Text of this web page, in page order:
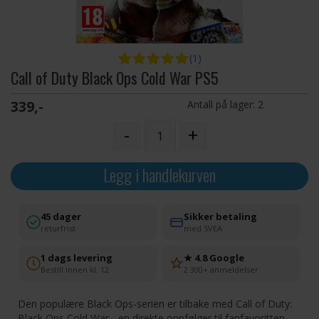
(1)
Call of Duty Black Ops Cold War PS5
339,- Antall på lager: 2
- +
Legg i handlekurven
45 dager
returfrist
Sikker betaling
med SVEA
1 dags levering
Bestill innen kl. 12
★ 4.8 Google
2 300+ anmeldelser
Den populære Black Ops-serien er tilbake med Call of Duty: